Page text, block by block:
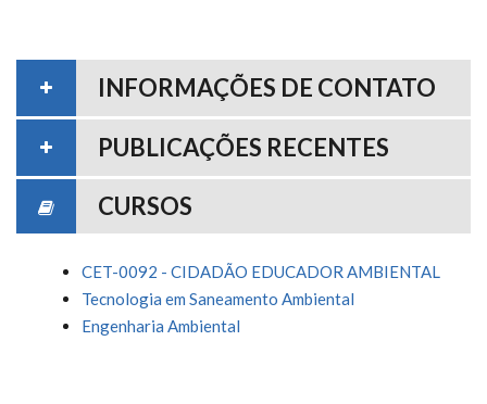
INFORMAÇÕES DE CONTATO
PUBLICAÇÕES RECENTES
CURSOS
CET-0092 - CIDADÃO EDUCADOR AMBIENTAL
Tecnologia em Saneamento Ambiental
Engenharia Ambiental